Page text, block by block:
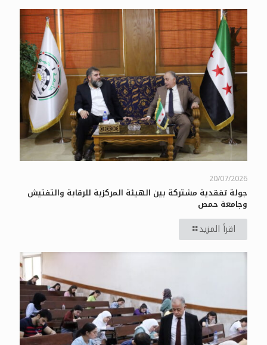
20/07/2026
جولة تفقدية مشتركة بين الهيئة المركزية للرقابة والتفتيش
وجامعة حمص
اقرأ المزيد